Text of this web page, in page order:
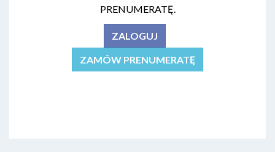
PRENUMERATĘ.
ZALOGUJ
ZAMÓW PRENUMERATĘ